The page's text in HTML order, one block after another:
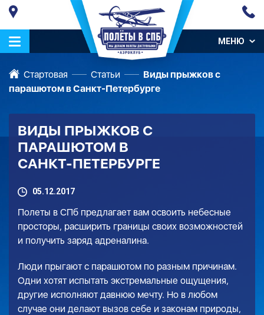
МЕНЮ
Стартовая Статьи
Виды прыжков с
парашютом в Санкт-Петербурге
ВИДЫ ПРЫЖКОВ С
ПАРАШЮТОМ В
САНКТ-ПЕТЕРБУРГЕ
05.12.2017
Полеты в СПб предлагает вам освоить небесные
просторы, расширить границы своих возможностей
и получить заряд адреналина.
Люди прыгают с парашютом по разным причинам.
Одни хотят испытать экстремальные ощущения,
другие исполняют давнюю мечту. Но в любом
случае они делают вызов себе и законам природы,